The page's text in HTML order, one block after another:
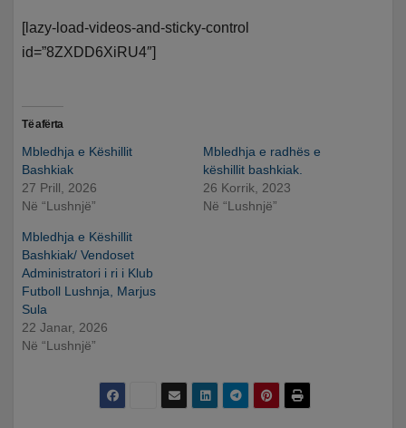
[lazy-load-videos-and-sticky-control
id=”8ZXDD6XiRU4″]
Të afërta
Mbledhja e Këshillit
Bashkiak
27 Prill, 2026
Në “Lushnjë”
Mbledhja e radhës e
këshillit bashkiak.
26 Korrik, 2023
Në “Lushnjë”
Mbledhja e Këshillit
Bashkiak/ Vendoset
Administratori i ri i Klub
Futboll Lushnja, Marjus
Sula
22 Janar, 2026
Në “Lushnjë”